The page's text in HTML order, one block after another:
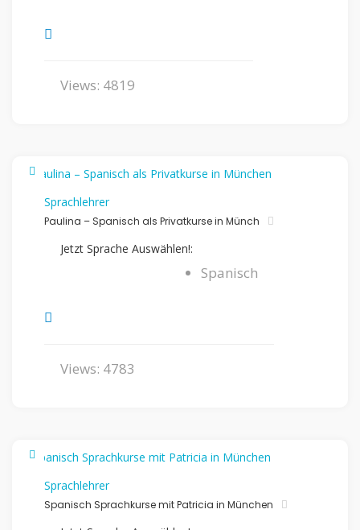
Views: 4819
Sprachlehrer
Paulina – Spanisch als Privatkurse in Münch
Jetzt Sprache Auswählen!:
Spanisch
Views: 4783
Sprachlehrer
Spanisch Sprachkurse mit Patricia in München